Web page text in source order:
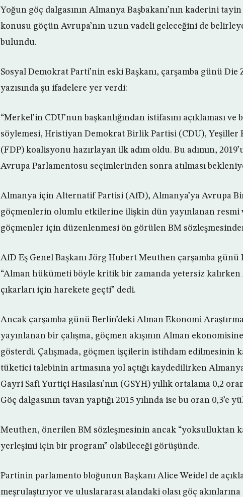
Yoğun göç dalgasının Almanya Başbakanı’nın kaderini
konusu göçün Avrupa’nın uzun vadeli geleceğini de
bulundu.
Sosyal Demokrat Parti’nin eski Başkanı, çarşamba günü
yazısında şu ifadelere yer verdi:
“Merkel’in CDU’nun başkanlığından istifasını açıklaması ve
söylemesi, Hristiyan Demokrat Birlik Partisi (CDU), Yeşiller
(FDP) koalisyonu hazırlayan ilk adım oldu. Bu adımın,
Avrupa Parlamentosu seçimlerinden sonra atılması
Almanya için Alternatif Partisi (AfD), Almanya’ya Avrupa
göçmenlerin olumlu etkilerine ilişkin dün yayınlanan resmi
göçmenler için düzenlenmesi ön görülen BM
AfD Eş Genel Başkanı Jörg Hubert Meuthen çarşamba günü
“Alman hükümeti böyle kritik bir zamanda yetersiz
çıkarları için harekete geçti” dedi.
Ancak çarşamba günü Berlin’deki Alman Ekonomi
yayınlanan bir çalışma, göçmen akışının Alman
gösterdi. Çalışmada, göçmen işçilerin istihdam edilmesinin
tüketici talebinin artmasına yol açtığı kaydedilirken
Gayri Safi Yurtiçi Hasılası’nın (GSYH) yıllık ortalama 0,2
Göç dalgasının tavan yaptığı 2015 yılında ise bu oran 0,3’e
Meuthen, önerilen BM sözleşmesinin ancak “yoksulluktan
yerleşimi için bir program” olabileceği görüşünde.
Partinin parlamento bloğunun Başkanı Alice Weidel de
meşrulaştırıyor ve uluslararası alandaki olası göç